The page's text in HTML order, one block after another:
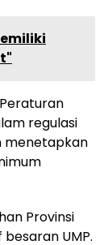
regulasi
menetapkan
Provinsi
UMP.